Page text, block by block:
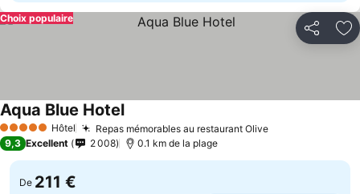
Partager
Choix populaire
5 Étoiles Hôtel Repas mémorables au restaurant Olive
Aqua Blue Hotel
9,3 Excellent 2 008 0.1 km de la plage
De 211 €